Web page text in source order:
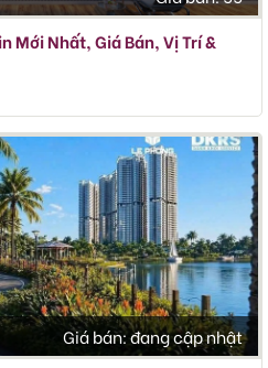
Mới Nhất, Giá Bán, Vị Trí &
Giá bán:đang cập nhật